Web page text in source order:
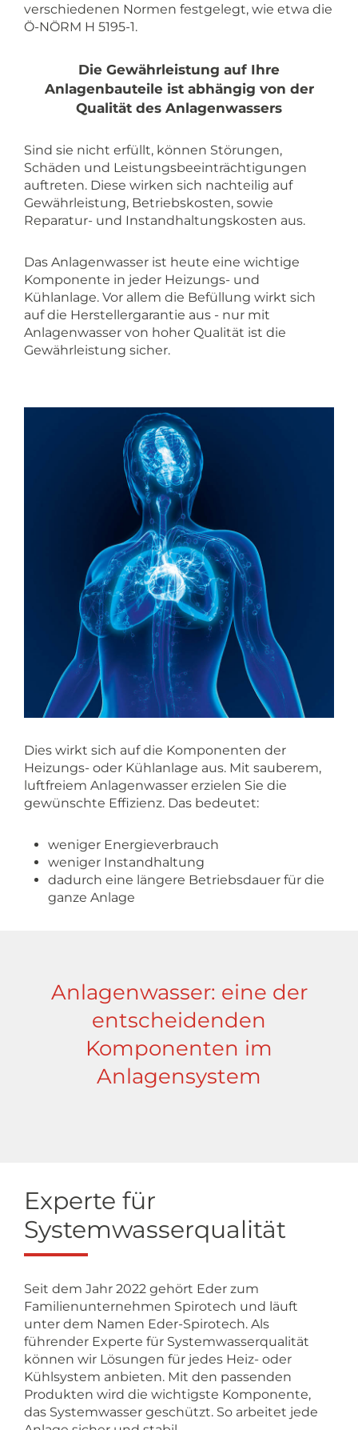
verschiedenen Normen festgelegt, wie etwa die
Ö-NÖRM H 5195-1.
Die Gewährleistung auf Ihre
Anlagenbauteile ist abhängig von der
Qualität des Anlagenwassers
Sind sie nicht erfüllt, können Störungen,
Schäden und Leistungsbeeinträchtigungen
auftreten. Diese wirken sich nachteilig auf
Gewährleistung, Betriebskosten, sowie
Reparatur- und Instandhaltungskosten aus.
Das Anlagenwasser ist heute eine wichtige
Komponente in jeder Heizungs- und
Kühlanlage. Vor allem die Befüllung wirkt sich
auf die Herstellergarantie aus - nur mit
Anlagenwasser von hoher Qualität ist die
Gewährleistung sicher.
Dies wirkt sich auf die Komponenten der
Heizungs- oder Kühlanlage aus. Mit sauberem,
luftfreiem Anlagenwasser erzielen Sie die
gewünschte Effizienz. Das bedeutet:
weniger Energieverbrauch
weniger Instandhaltung
dadurch eine längere Betriebsdauer für die
ganze Anlage
Anlagenwasser: eine der
entscheidenden
Komponenten im
Anlagensystem
Experte für
Systemwasserqualität
Seit dem Jahr 2022 gehört Eder zum
Familienunternehmen Spirotech und läuft
unter dem Namen Eder-Spirotech. Als
führender Experte für Systemwasserqualität
können wir Lösungen für jedes Heiz- oder
Kühlsystem anbieten. Mit den passenden
Produkten wird die wichtigste Komponente,
das Systemwasser geschützt. So arbeitet jede